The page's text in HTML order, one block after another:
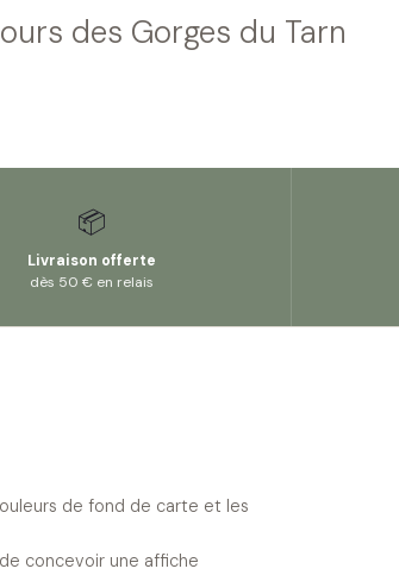
des Gorges du Tarn
📦
Livraison offerte
dès 50 € en relais
de fond de carte et les
concevoir une affiche